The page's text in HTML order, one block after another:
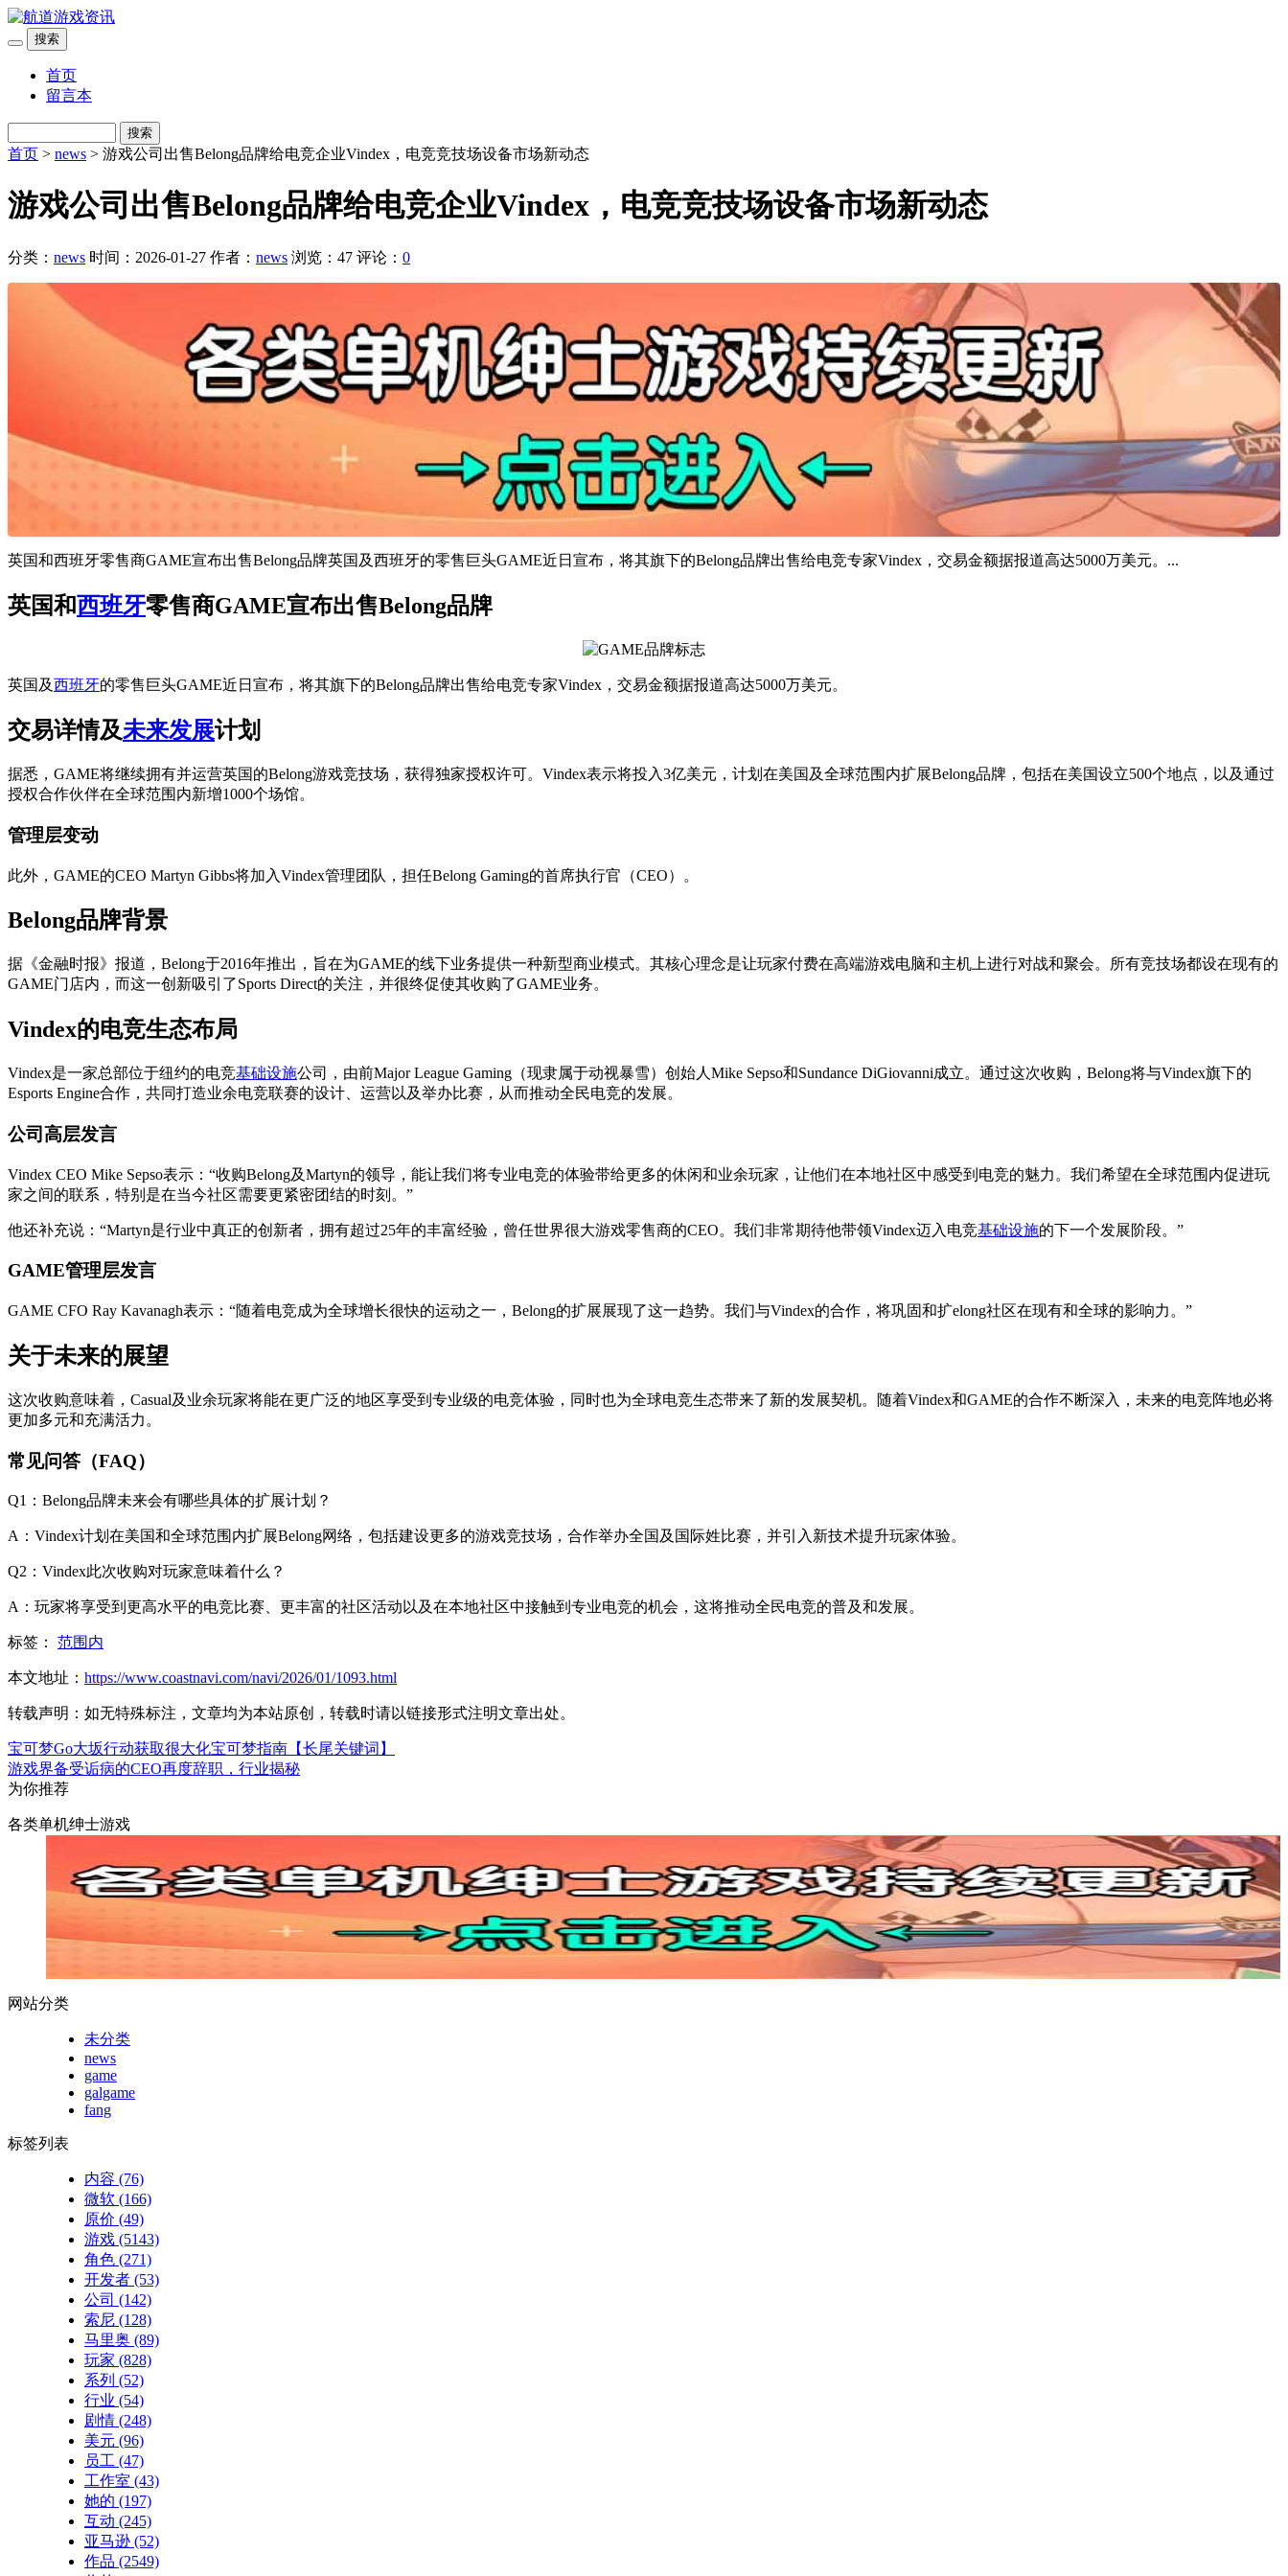
搜索
首页
留言本
搜索
首页 > news > 游戏公司出售Belong品牌给电竞企业Vindex，电竞竞技场设备市场新动态
游戏公司出售Belong品牌给电竞企业Vindex，电竞竞技场设备市场新动态
分类： news 时间：2026-01-27 作者： news 浏览：47 评论： 0
英国和西班牙零售商GAME宣布出售Belong品牌英国及西班牙的零售巨头GAME近日宣布，将其旗下的Belong品牌出售给电竞专家Vindex，交易金额据报道高达5000万美元。...
英国和西班牙零售商GAME宣布出售Belong品牌
英国及西班牙的零售巨头GAME近日宣布，将其旗下的Belong品牌出售给电竞专家Vindex，交易金额据报道高达5000万美元。
交易详情及未来发展计划
据悉，GAME将继续拥有并运营英国的Belong游戏竞技场，获得独家授权许可。Vindex表示将投入3亿美元，计划在美国及全球范围内扩展Belong品牌，包括在美国设立500个地点，以及通过
授权合作伙伴在全球范围内新增1000个场馆。
管理层变动
此外，GAME的CEO Martyn Gibbs将加入Vindex管理团队，担任Belong Gaming的首席执行官（CEO）。
Belong品牌背景
据《金融时报》报道，Belong于2016年推出，旨在为GAME的线下业务提供一种新型商业模式。其核心理念是让玩家付费在高端游戏电脑和主机上进行对战和聚会。所有竞技场都设在现有的
GAME门店内，而这一创新吸引了Sports Direct的关注，并很终促使其收购了GAME业务。
Vindex的电竞生态布局
Vindex是一家总部位于纽约的电竞基础设施公司，由前Major League Gaming（现隶属于动视暴雪）创始人Mike Sepso和Sundance DiGiovanni成立。通过这次收购，Belong将与Vindex旗下的
Esports Engine合作，共同打造业余电竞联赛的设计、运营以及举办比赛，从而推动全民电竞的发展。
公司高层发言
Vindex CEO Mike Sepso表示：“收购Belong及Martyn的领导，能让我们将专业电竞的体验带给更多的休闲和业余玩家，让他们在本地社区中感受到电竞的魅力。我们希望在全球范围内促进玩
家之间的联系，特别是在当今社区需要更紧密团结的时刻。”
他还补充说：“Martyn是行业中真正的创新者，拥有超过25年的丰富经验，曾任世界很大游戏零售商的CEO。我们非常期待他带领Vindex迈入电竞基础设施的下一个发展阶段。”
GAME管理层发言
GAME CFO Ray Kavanagh表示：“随着电竞成为全球增长很快的运动之一，Belong的扩展展现了这一趋势。我们与Vindex的合作，将巩固和扩elong社区在现有和全球的影响力。”
关于未来的展望
这次收购意味着，Casual及业余玩家将能在更广泛的地区享受到专业级的电竞体验，同时也为全球电竞生态带来了新的发展契机。随着Vindex和GAME的合作不断深入，未来的电竞阵地必将
更加多元和充满活力。
常见问答（FAQ）
Q1：Belong品牌未来会有哪些具体的扩展计划？
A：Vindex计划在美国和全球范围内扩展Belong网络，包括建设更多的游戏竞技场，合作举办全国及国际姓比赛，并引入新技术提升玩家体验。
Q2：Vindex此次收购对玩家意味着什么？
A：玩家将享受到更高水平的电竞比赛、更丰富的社区活动以及在本地社区中接触到专业电竞的机会，这将推动全民电竞的普及和发展。
标签： 范围内
本文地址： https://www.coastnavi.com/navi/2026/01/1093.html
转载声明： 如无特殊标注，文章均为本站原创，转载时请以链接形式注明文章出处。
宝可梦Go大坂行动获取很大化宝可梦指南【长尾关键词】
游戏界备受诟病的CEO再度辞职，行业揭秘
为你推荐
各类单机绅士游戏
网站分类
未分类
news
game
galgame
fang
标签列表
内容 (76)
微软 (166)
原价 (49)
游戏 (5143)
角色 (271)
开发者 (53)
公司 (142)
索尼 (128)
马里奥 (89)
玩家 (828)
系列 (52)
行业 (54)
剧情 (248)
美元 (96)
员工 (47)
工作室 (43)
她的 (197)
互动 (245)
亚马逊 (52)
作品 (2549)